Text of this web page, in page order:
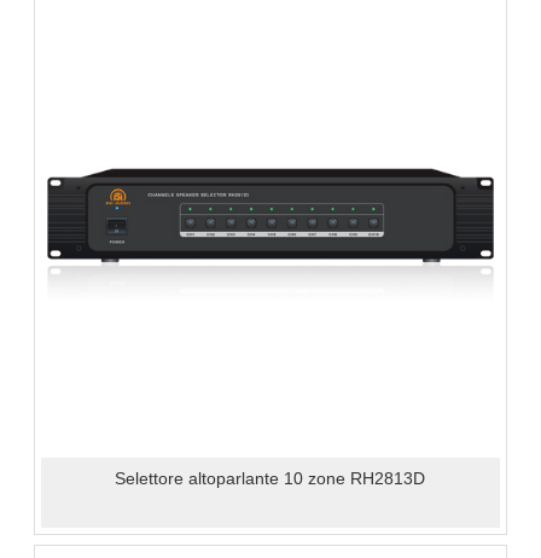
Selettore altoparlante 10 zone RH2813D